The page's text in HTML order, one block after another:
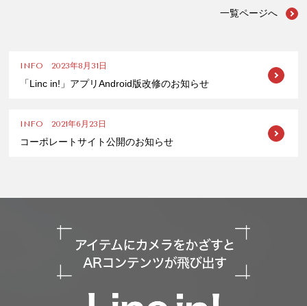
一覧ページへ
INFO 2023年8月31日
「Linc in!」アプリAndroid版改修のお知らせ
INFO 2021年6月23日
コーポレートサイト公開のお知らせ